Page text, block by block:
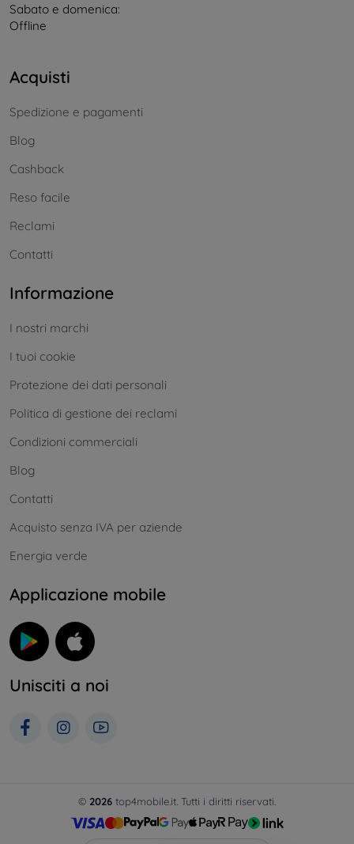
Sabato e domenica:
Offline
Acquisti
Spedizione e pagamenti
Blog
Cashback
Reso facile
Reclami
Contatti
Informazione
I nostri marchi
I tuoi cookie
Protezione dei dati personali
Politica di gestione dei reclami
Condizioni commerciali
Blog
Contatti
Acquisto senza IVA per aziende
Energia verde
Applicazione mobile
Unisciti a noi
© 2026 top4mobile.it. Tutti i diritti riservati.